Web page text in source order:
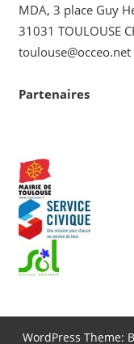
MDA, 3 place Guy
31031 TOULOUSE
toulouse@occeo.net
Partenaires
WordPress Theme: